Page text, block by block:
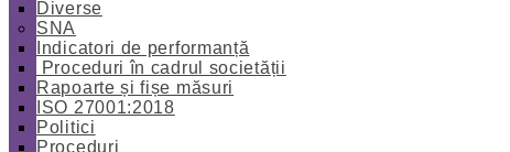
Diverse
SNA
Indicatori de performanță
Proceduri în cadrul societății
Rapoarte și fișe măsuri
ISO 27001:2018
Politici
Proceduri